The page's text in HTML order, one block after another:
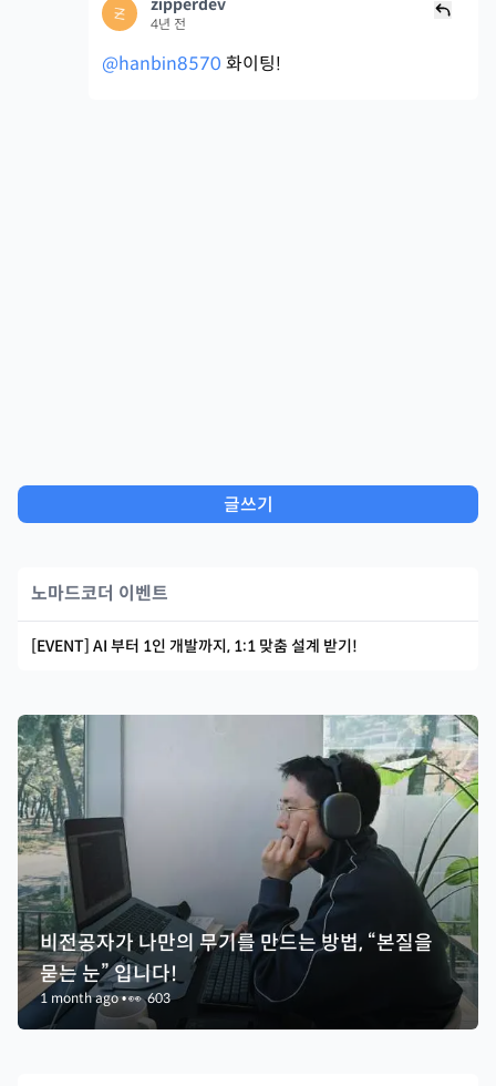
zipperdev
4년 전
@hanbin8570 화이팅!
글쓰기
노마드코더 이벤트
[EVENT] AI 부터 1인 개발까지, 1:1 맞춤 설계 받기!
비전공자가 나만의 무기를 만드는 방법, “본질을
묻는 눈” 입니다!
1 month ago•👀603